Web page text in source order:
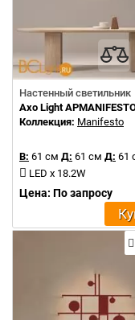
Настенный светильник
Axo Light
Коллекция: Manifesto
В: 61 см Д: 61 см Д: 61
LED x 18.2W
Цена: По запросу